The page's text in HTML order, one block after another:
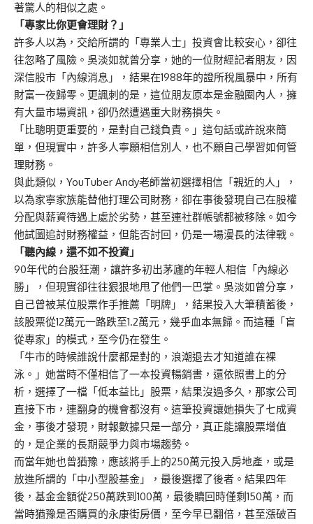
著驚人的相似之處。
「專家比你更會理財？」
許多人以為，交給所謂的「專業人士」投資會比較安心，卻往
往忽略了風險。吳淡如就曾分享，她的一位財經記者朋友，因
深信股市「內線消息」，結果在1988年的證所稅風暴中，所有
財富一夜歸零。更諷刺的是，這位朋友原本是金融圈內人，擁
有大量市場資訊，卻仍然遭遇重大財務損失。
「比聰明更重要的，是對自己錢負責。」這句話或許說來簡
單，但現實中，許多人寧願相信別人，也不願自己學習如何管
理財務。
與此類似，YouTuber Andy老師當初選擇相信「親近的人」，
以為家寧家族能替他打理公司財務，卻在事後發現自己在股權
分配與薪資待遇上處於劣勢，甚至連社群帳號都被移除。如今
他試圖追討財務權益，但能否討回，仍是一場漫長的法律戰。
「聽內線，還不如不投資」
90年代的台股狂潮，讓許多初出茅廬的年輕人相信「內線必
勝」，但現實卻往往狠狠地甩了他們一巴掌。吳淡如曾分享，
自己曾被某位股票作手推薦「明牌」，結果投入大筆積蓄後，
該股票從12萬元一路跌至1.2萬元，幾乎血本無歸。而這種「盲
從專家」的模式，至今仍在發生。
「牛市的時候誰說什麼都是對的，浪潮退去才知道誰在裸
泳。」她當時不僅相信了一本投資暢銷書，還依照書上的分
析，選擇了一檔「低本益比」股票，結果沒過多久，那家公司
直接下市，連翻身的機會都沒有。這筆投資讓她損失了七成資
金，事後才發現，財報數據只是一部分，真正能讓股票增值
的，是企業的長期競爭力與市場趨勢。
而當年她也曾猶豫，應該將手上的250萬元投入房地產，或是
放進所謂的「中小型股基金」，最後選擇了後者。結果四年
後，基金金額從250萬跌到100萬，最後贖回時僅剩150萬，而
當時猶豫是否購買的永康街房價，至今早已翻倍，甚至漲破百